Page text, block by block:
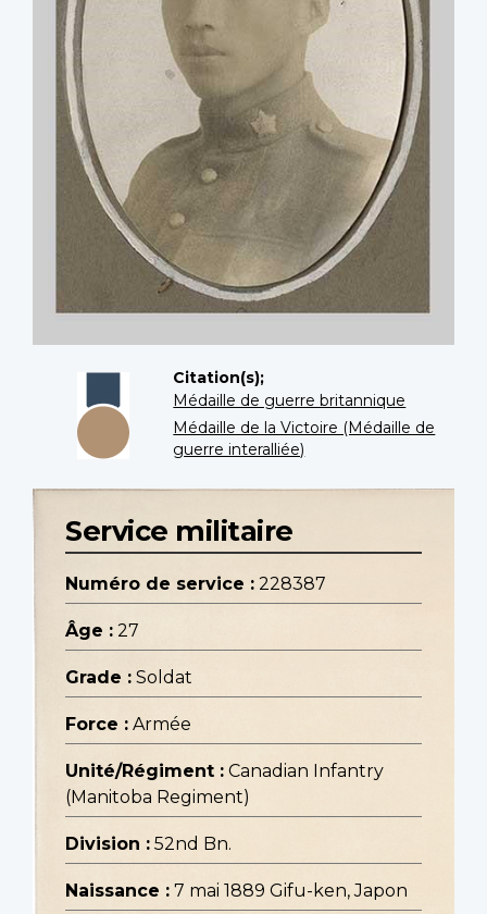
Citation(s);
Médaille de guerre britannique
Médaille de la Victoire (Médaille de
guerre interalliée)
Service militaire
Numéro de service : 228387
Âge : 27
Grade : Soldat
Force : Armée
Unité/Régiment : Canadian Infantry
(Manitoba Regiment)
Division : 52nd Bn.
Naissance : 7 mai 1889 Gifu-ken, Japon